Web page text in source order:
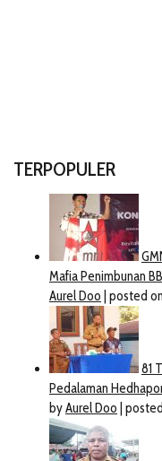
TERPOPULER